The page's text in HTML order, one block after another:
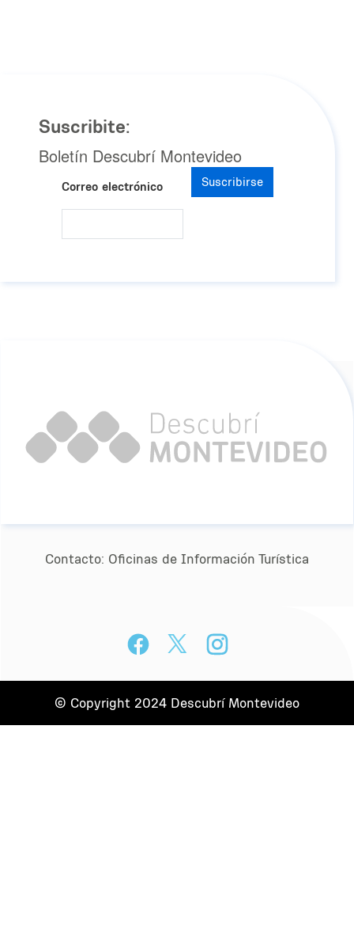
Suscribite:
Boletín Descubrí Montevideo
Correo electrónico Suscribirse
Contacto: Oﬁcinas de Información Turística
© Copyright 2024 Descubrí Montevideo